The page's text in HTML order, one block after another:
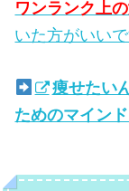
ワンランク上
いた方がいいで
痩せたい
ためのマインド